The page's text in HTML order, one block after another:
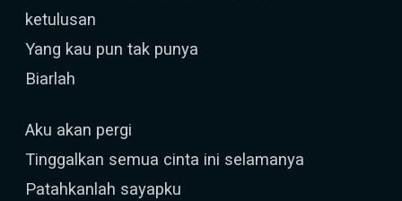
ketulusan
Yang kau pun tak punya
Biarlah
Aku akan pergi
Tinggalkan semua cinta ini selamanya
Patahkanlah sayapku